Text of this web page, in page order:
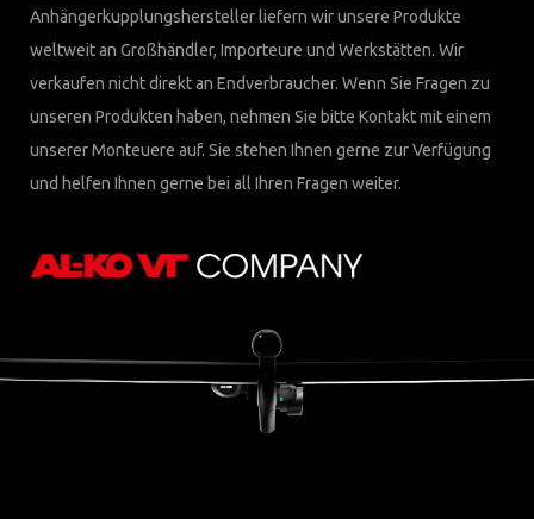
Anhängerkupplungshersteller liefern wir unsere Produkte
weltweit an Großhändler, Importeure und Werkstätten. Wir
verkaufen nicht direkt an Endverbraucher. Wenn Sie Fragen zu
unseren Produkten haben, nehmen Sie bitte Kontakt mit einem
unserer Monteuere auf. Sie stehen Ihnen gerne zur Verfügung
und helfen Ihnen gerne bei all Ihren Fragen weiter.